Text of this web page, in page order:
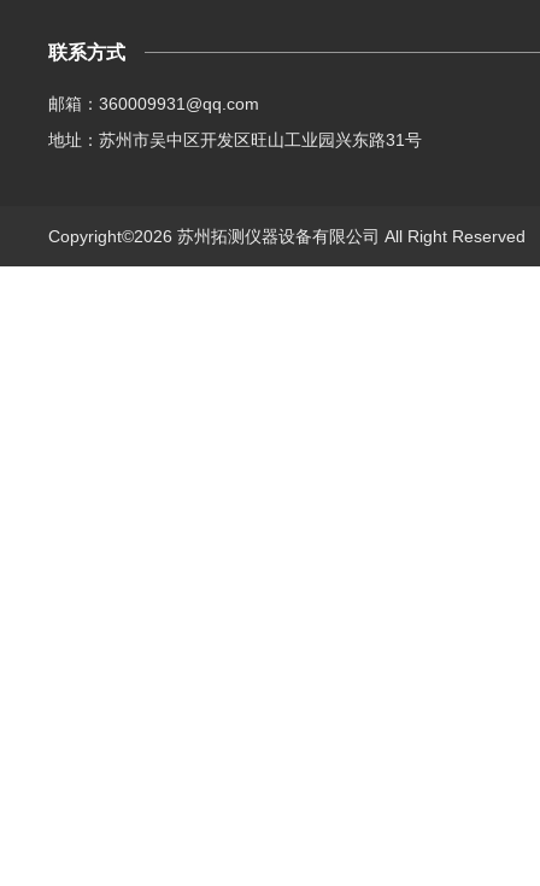
联系方式
邮箱：360009931@qq.com
地址：苏州市吴中区开发区旺山工业园兴东路31号
Copyright©2026 苏州拓测仪器设备有限公司 All Right